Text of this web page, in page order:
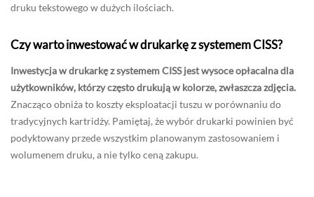
druku tekstowego w dużych ilościach.
Czy warto inwestować w drukarkę z systemem CISS?
Inwestycja w drukarkę z systemem CISS jest wysoce opłacalna dla
użytkowników, którzy często drukują w kolorze, zwłaszcza zdjęcia.
Znacząco obniża to koszty eksploatacji tuszu w porównaniu do
tradycyjnych kartridży. Pamiętaj, że wybór drukarki powinien być
podyktowany przede wszystkim planowanym zastosowaniem i
wolumenem druku, a nie tylko ceną zakupu.